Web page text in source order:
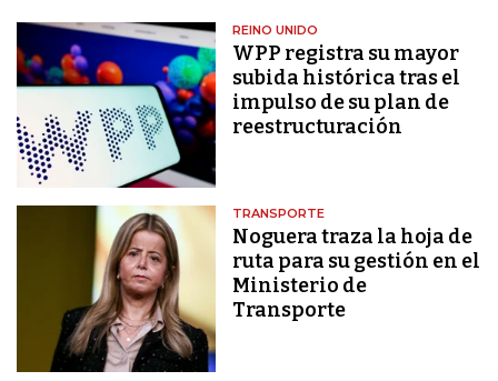
REINO UNIDO
WPP registra su mayor
subida histórica tras el
impulso de su plan de
reestructuración
TRANSPORTE
Noguera traza la hoja de
ruta para su gestión en el
Ministerio de
Transporte